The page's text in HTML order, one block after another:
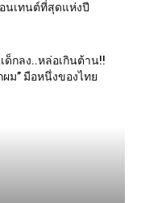
นเทนต์ที่สุดแห่งปี
ด็กลง..หล่อเกินต้าน!!
ม” มือหนึ่งของไทย